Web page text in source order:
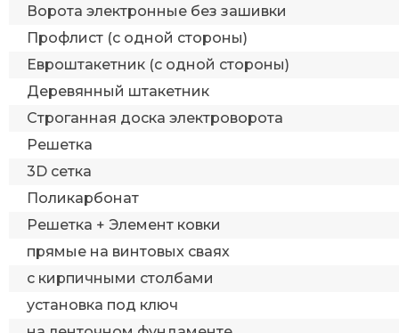
Ворота электронные без зашивки
Профлист (с одной стороны)
Евроштакетник (с одной стороны)
Деревянный штакетник
Строганная доска электроворота
Решетка
3D сетка
Поликарбонат
Решетка + Элемент ковки
прямые на винтовых сваях
с кирпичными столбами
установка под ключ